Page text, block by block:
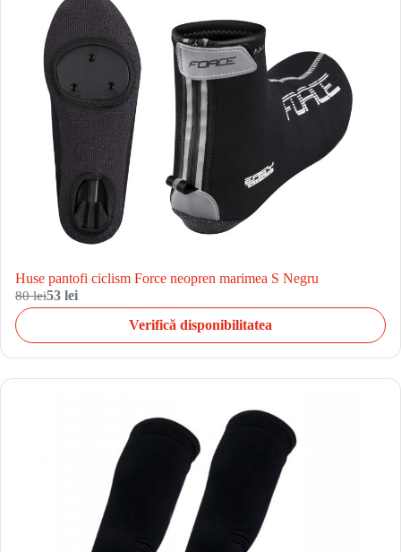
Huse pantofi ciclism Force neopren marimea S Negru
80 lei53 lei
Verifică disponibilitatea